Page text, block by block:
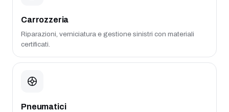
Carrozzeria
Riparazioni, verniciatura e gestione sinistri con materiali
certificati.
Pneumatici